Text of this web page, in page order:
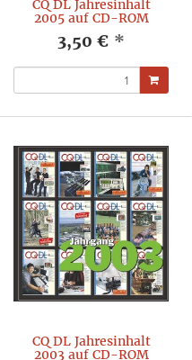
CQ DL Jahresinhalt
2005 auf CD-ROM
3,50 € *
CQ DL Jahresinhalt
2003 auf CD-ROM